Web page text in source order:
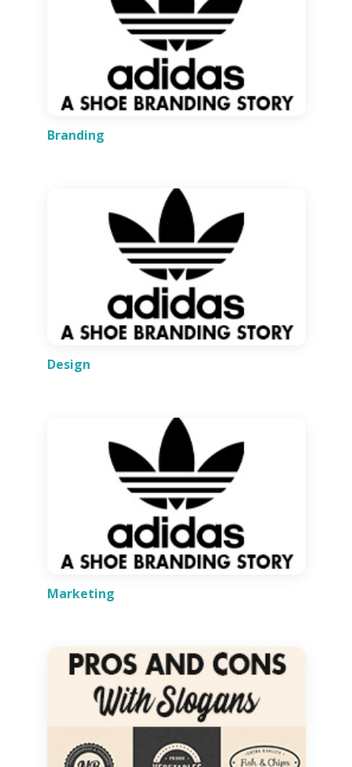
Branding
Design
Marketing